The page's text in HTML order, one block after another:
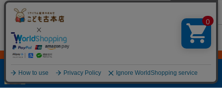
お問い合わせ
© Kodomofuruhonten. all rights reserved.